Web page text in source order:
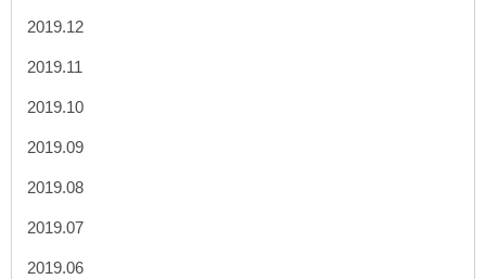
2019.12
2019.11
2019.10
2019.09
2019.08
2019.07
2019.06